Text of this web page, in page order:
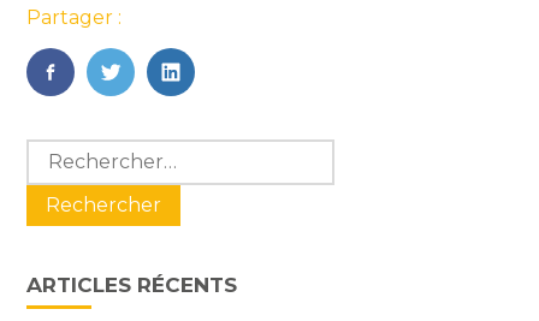
Partager :
FaceBook
TwitterLinkedIn
Blog
sidebar
Rechercher :
ARTICLES RÉCENTS